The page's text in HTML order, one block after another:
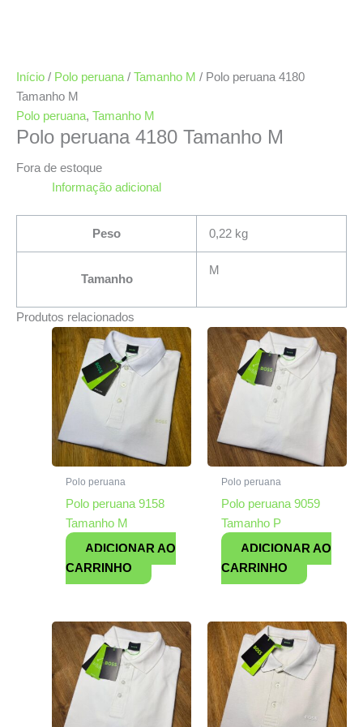
Início / Polo peruana / Tamanho M / Polo peruana 4180
Tamanho M
Polo peruana, Tamanho M
Polo peruana 4180 Tamanho M
Fora de estoque
Informação adicional
Peso 0,22 kg
Tamanho
M
Produtos relacionados
Polo peruana
Polo peruana 9158
Tamanho M
ADICIONAR AO
CARRINHO
Polo peruana
Polo peruana 9059
Tamanho P
ADICIONAR AO
CARRINHO